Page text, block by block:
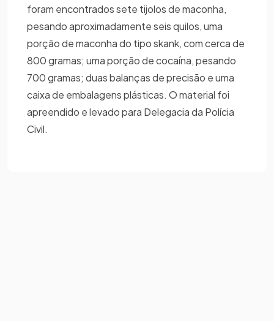
foram encontrados sete tijolos de maconha,
pesando aproximadamente seis quilos, uma
porção de maconha do tipo skank, com cerca de
800 gramas; uma porção de cocaína, pesando
700 gramas; duas balanças de precisão e uma
caixa de embalagens plásticas. O material foi
apreendido e levado para Delegacia da Polícia
Civil.